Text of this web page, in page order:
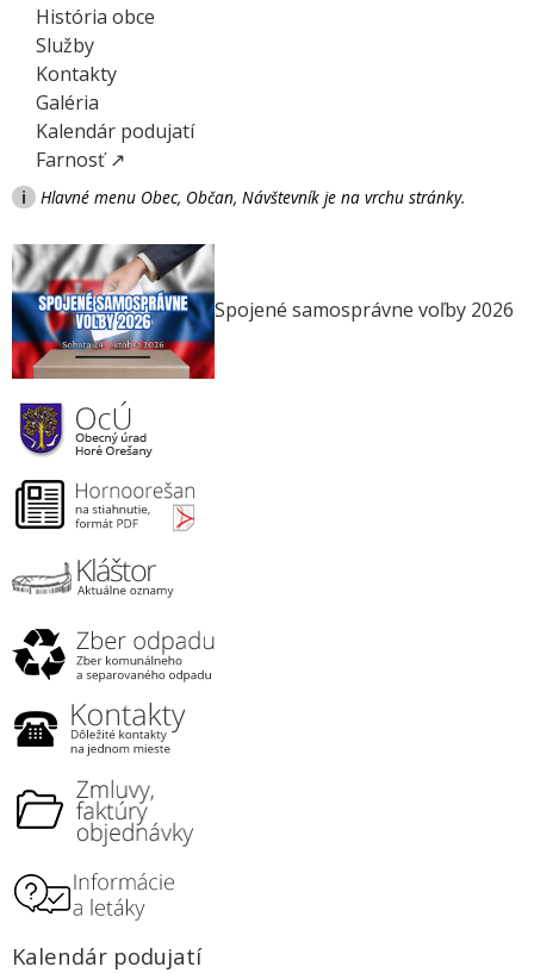
História obce
Služby
Kontakty
Galéria
Kalendár podujatí
Farnosť ↗
i Hlavné menu Obec, Občan, Návštevník je na vrchu stránky.
Spojené samosprávne voľby 2026
Kalendár podujatí